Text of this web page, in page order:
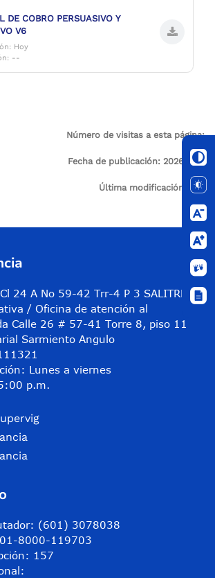
DE COBRO PERSUASIVO Y
V6
Hoy
--
Número de visitas a esta página:
9
Fecha de publicación: 2026-06-
16
Última modificación:
N/A
24 A No 59-42 Trr-4 P 3 SALITRE
/ Oficina de atención al
Calle 26 # 57-41 Torre 8, piso 11
Sarmiento Angulo
Lunes a viernes
p.m.
(601) 3078038
8000-119703
157